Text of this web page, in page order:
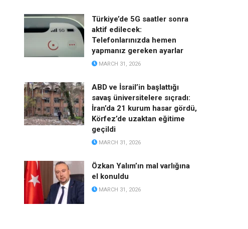
Türkiye’de 5G saatler sonra
aktif edilecek:
Telefonlarınızda hemen
yapmanız gereken ayarlar
MARCH 31, 2026
ABD ve İsrail’in başlattığı
savaş üniversitelere sıçradı:
İran’da 21 kurum hasar gördü,
Körfez’de uzaktan eğitime
geçildi
MARCH 31, 2026
Özkan Yalım’ın mal varlığına
el konuldu
MARCH 31, 2026